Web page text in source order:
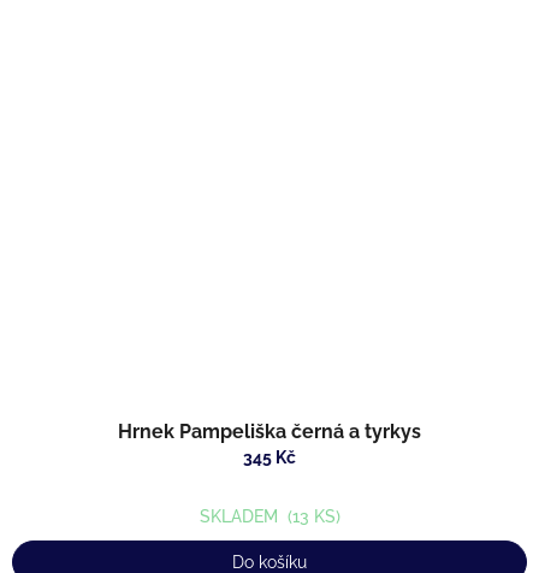
Hrnek Pampeliška černá a tyrkys
345 Kč
SKLADEM (13 KS)
Do košíku